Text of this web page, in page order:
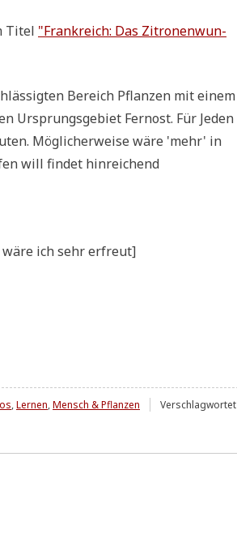
Titel "Frank­reich: Das Zitro­nen­wun­
Bereich Pflan­zen mit einem
Ursprungs­ge­biet Fern­ost. Für Jeden
Mög­li­cher­wei­se wäre 'mehr' in
will fin­det hin­rei­chend
ich sehr erfreut]
,Lernen,Mensch & Pflanzen
Verschlagwortet